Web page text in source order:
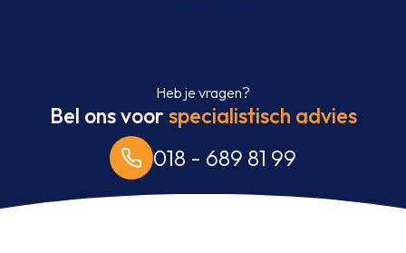
Heb je vragen?
Bel ons voorspecialistisch advies
018 - 689 81 99